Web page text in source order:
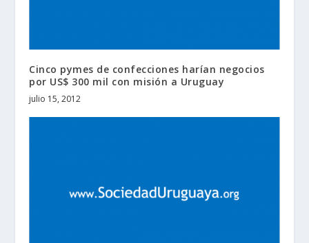
Cinco pymes de confecciones harían negocios
por US$ 300 mil con misión a Uruguay
julio 15, 2012